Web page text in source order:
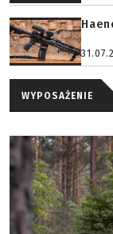
WYPOSAŻENIE